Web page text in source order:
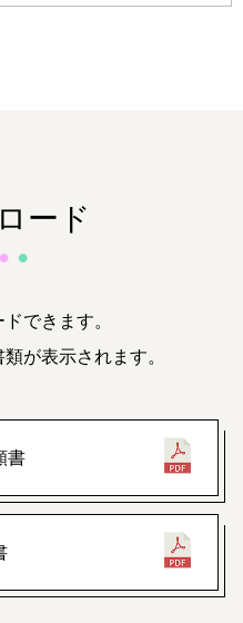
ード
できます。
が表示されます。
書